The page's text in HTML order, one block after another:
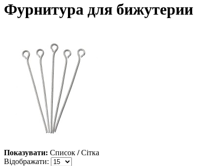
Фурнитура для бижутерии
Показувати: Список / Сітка
Відображати: